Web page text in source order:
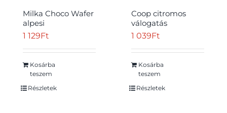
Milka Choco Wafer
alpesi
tejcsokoládéval
kakaós töltelékkel
5 x 30 g (150 g)
1 129Ft
Kosárba
teszem
Részletek
Coop citromos
válogatás
citromízű töltött
teasütemények
360 g
1 039Ft
Kosárba
teszem
Részletek